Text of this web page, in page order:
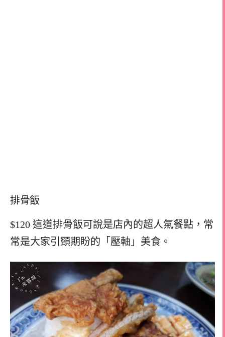
排骨飯
$120 這道排骨飯可說是店內的超人氣餐點，常
常是大家引頸期盼的「壓軸」美食。